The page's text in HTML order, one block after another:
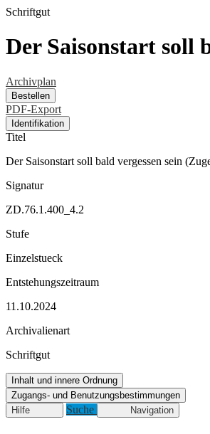
Schriftgut
Der Saisonstart soll
Archivplan
Bestellen
PDF-Export
Identifikation
Titel
Der Saisonstart soll bald vergessen sein
Signatur
ZD.76.1.400_4.2
Stufe
Einzelstueck
Entstehungszeitraum
11.10.2024
Archivalienart
Schriftgut
Inhalt und innere Ordnung
Zugangs- und Benutzungsbestimmungen
Hilfe
Suche Navigation